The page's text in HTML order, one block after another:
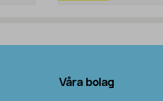
Våra bolag